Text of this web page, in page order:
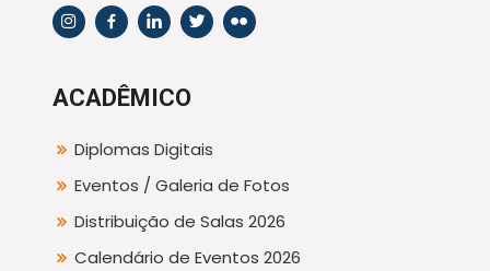
ACADÊMICO
Diplomas Digitais
Eventos / Galeria de Fotos
Distribuição de Salas 2026
Calendário de Eventos 2026